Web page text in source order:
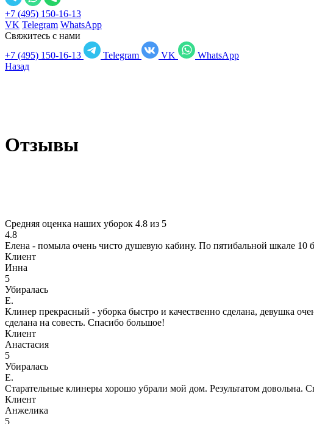
+7 (495) 150-16-13
VK Telegram WhatsApp
Свяжитесь с нами
+7 (495) 150-16-13
Telegram VK
WhatsApp
Назад
Отзывы
Средняя оценка наших уборок 4.8 из 5
4.8
Елена - помыла очень чисто душевую кабину. По пятибальной шкале 10
Клиент
Инна
5
Убиралась
Е.
Клинер прекрасный - уборка быстро и качественно сделана, девушка
сделана на совесть. Спасибо большое!
Клиент
Анастасия
5
Убиралась
Е.
Старательные клинеры хорошо убрали мой дом. Результатом довольна.
Клиент
Анжелика
5